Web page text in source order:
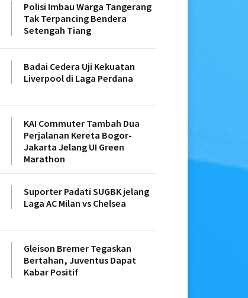
Polisi Imbau Warga Tangerang
Tak Terpancing Bendera
Setengah Tiang
Badai Cedera Uji Kekuatan
Liverpool di Laga Perdana
KAI Commuter Tambah Dua
Perjalanan Kereta Bogor-
Jakarta Jelang UI Green
Marathon
Suporter Padati SUGBK jelang
Laga AC Milan vs Chelsea
Gleison Bremer Tegaskan
Bertahan, Juventus Dapat
Kabar Positif